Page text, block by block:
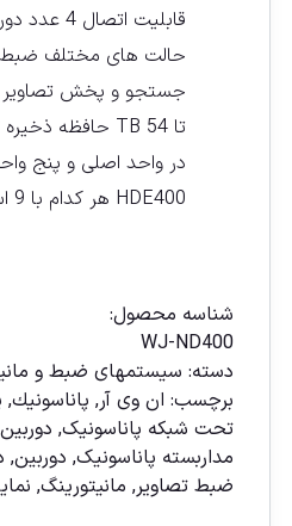
قابلیت اتصال 4 عدد دوربین
حالت های مختلف ضبط
جستجو و پخش تصاویر VMD
HDE400 هر کدام با 9 اسلات HDD
شناسه محصول:
WJ-ND400
دسته: سيستمهای ضبط و
برچسب: ان وی آر, پاناسونیك,
تحت شبكه پاناسونيک,
مداربسته پاناسونيک, دوربین,
ضبط تصاویر, مانيتورينگ,